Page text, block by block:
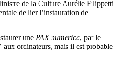
de la Culture Aurélie Filippetti
de lier l’instauration de
une PAX numerica, par le
aux ordinateurs, mais il est probable